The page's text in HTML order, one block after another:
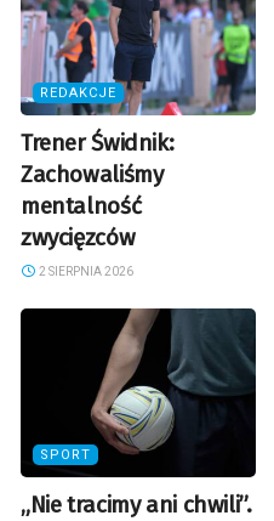
REDAKCJE
Trener Świdnik:
Zachowaliśmy
mentalność
zwycięzców
2 SIERPNIA 2026
SPORT
„Nie tracimy ani chwili”.